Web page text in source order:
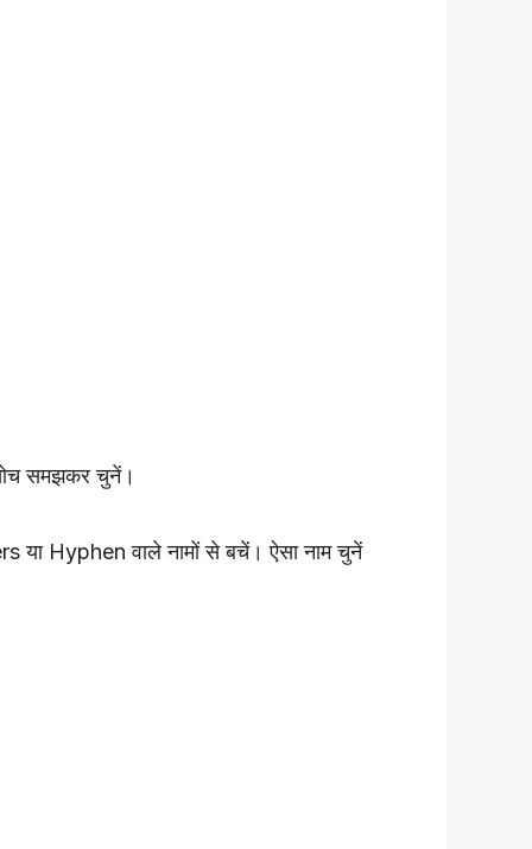
समझकर चुनें।
या Hyphen वाले नामों से बचें। ऐसा नाम चुनें